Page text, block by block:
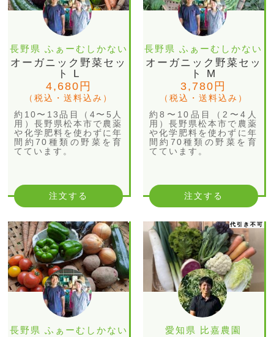
長野県 ふぁーむしかない
オーガニック野菜セッ
ト L
4,680円
（税込・送料込み）
約10〜13品目（4〜5人
用）長野県松本市で農薬
や化学肥料を使わずに年
間約70種類の野菜を育
てています。
注文する
長野県 ふぁーむしかない
オーガニック野菜セッ
ト M
3,780円
（税込・送料込み）
約8〜10品目（2〜4人
用）長野県松本市で農薬
や化学肥料を使わずに年
間約70種類の野菜を育
てています。
注文する
長野県 ふぁーむしかない
代引き不可
愛知県 比嘉農園